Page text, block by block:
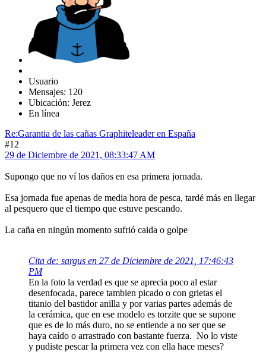
Usuario
Mensajes: 120
Ubicación: Jerez
En línea
Re:Garantia de las cañas Graphiteleader en España
#12
29 de Diciembre de 2021, 08:33:47 AM
Supongo que no ví los daños en esa primera jornada.
Esa jornada fue apenas de media hora de pesca, tardé más en llegar
al pesquero que el tiempo que estuve pescando.
La caña en ningún momento sufrió caida o golpe
Cita de: sargus en 27 de Diciembre de 2021, 17:46:43
PM
En la foto la verdad es que se aprecia poco al estar
desenfocada, parece tambien picado o con grietas el
titanio del bastidor anilla y por varias partes además de
la cerámica, que en ese modelo es torzite que se supone
que es de lo más duro, no se entiende a no ser que se
haya caído o arrastrado con bastante fuerza. No lo viste
y pudiste pescar la primera vez con ella hace meses?